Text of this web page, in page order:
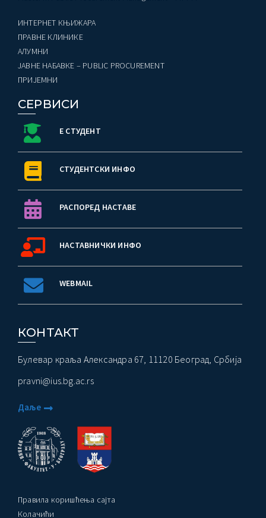
ИНТЕРНЕТ КЊИЖАРА
ПРАВНЕ КЛИНИКЕ
AЛУМНИ
ЈАВНЕ НАБАВКЕ – PUBLIC PROCUREMENT
ПРИЈЕМНИ
СЕРВИСИ
Е СТУДЕНТ
СТУДЕНТСКИ ИНФО
РАСПОРЕД НАСТАВЕ
НАСТАВНИЧКИ ИНФО
WEBMAIL
КОНТАКТ
Булевар краља Александра 67, 11120 Београд, Србија
pravni@ius.bg.ac.rs
Даље
Правила коришћења сајта
Колачићи